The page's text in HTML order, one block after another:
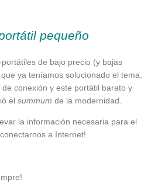
pequeño
de bajo precio (y bajas
ya teníamos solucionado el tema.
conexión y este portátil barato y
el summum de la modernidad.
la información necesaria para el
a Internet!